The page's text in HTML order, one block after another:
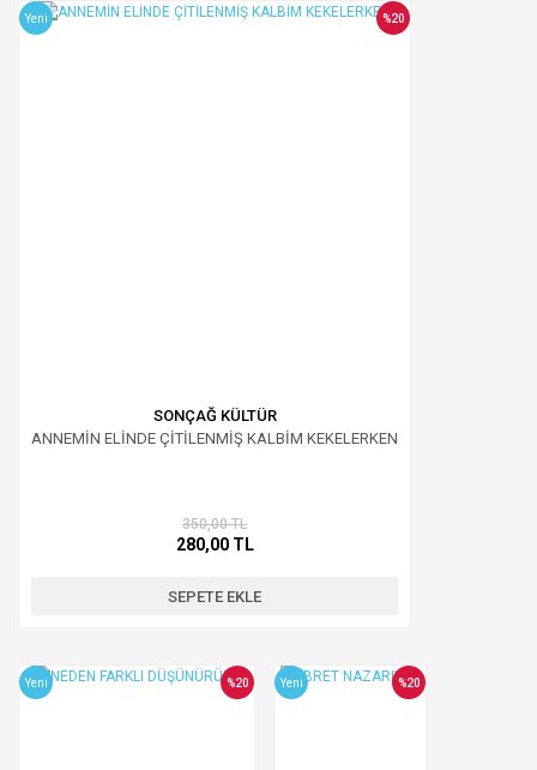
Yeni
SONÇAĞ KÜLTÜR
ANNEMİN ELİNDE ÇİTİLENMİŞ KALBİM KEKELERKEN
%20
350,00 TL
280,00 TL
SEPETE EKLE
Yeni %20 Yeni %20